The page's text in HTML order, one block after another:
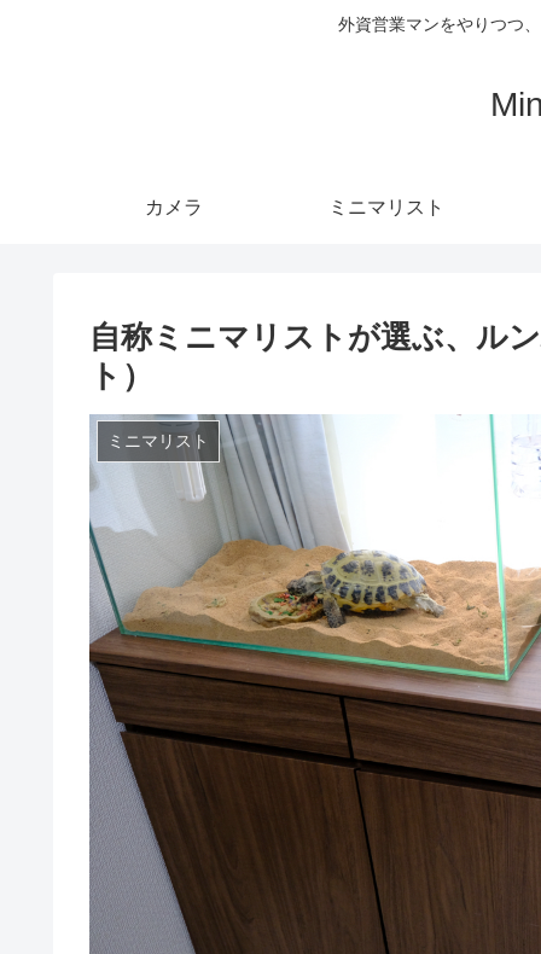
外資営業マンをやりつつ
カメラ ミニマリスト
自称ミニマリストが選ぶ、ル
ト）
ミニマリスト